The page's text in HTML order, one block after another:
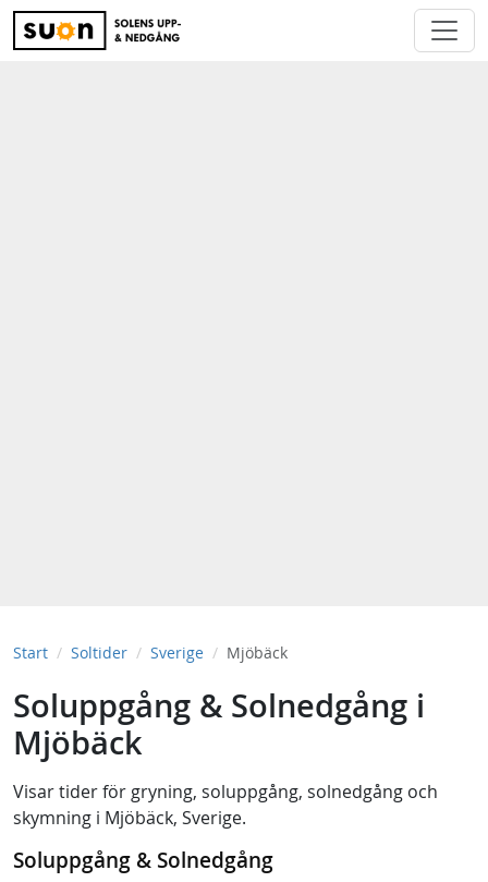
Start Soltider Sverige Mjöbäck
Soluppgång & Solnedgång i
Mjöbäck
Visar tider för gryning, soluppgång, solnedgång och
skymning i Mjöbäck, Sverige.
Soluppgång & Solnedgång